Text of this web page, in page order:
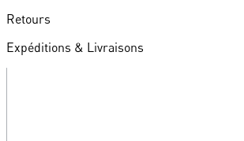
Retours
Expéditions & Livraisons